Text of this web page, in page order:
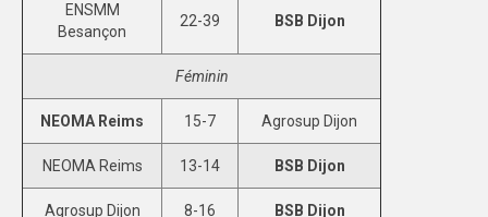
PHOTOTHÈQUE
BESANÇON
DIJON
VIDÉOTHÈQUE
LOGOTHÈQUE
ENSMM
Besançon
22-39 BSB Dijon
Féminin
NEOMA Reims 15-7 Agrosup Dijon
NEOMA Reims 13-14 BSB Dijon
Agrosup Dijon 8-16 BSB Dijon